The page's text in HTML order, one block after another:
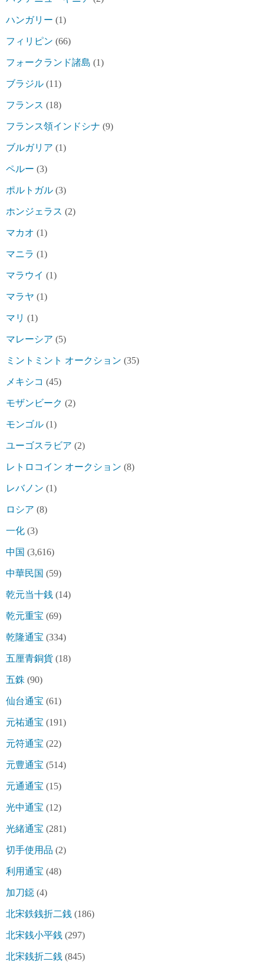
ハンガリー (1)
フィリピン (66)
フォークランド諸島 (1)
ブラジル (11)
フランス (18)
フランス領インドシナ (9)
ブルガリア (1)
ペルー (3)
ポルトガル (3)
ホンジェラス (2)
マカオ (1)
マニラ (1)
マラウイ (1)
マラヤ (1)
マリ (1)
マレーシア (5)
ミントミント オークション (35)
メキシコ (45)
モザンビーク (2)
モンゴル (1)
ユーゴスラビア (2)
レトロコイン オークション (8)
レバノン (1)
ロシア (8)
一化 (3)
中国 (3,616)
中華民国 (59)
乾元当十銭 (14)
乾元重宝 (69)
乾隆通宝 (334)
五厘青銅貨 (18)
五銖 (90)
仙台通宝 (61)
元祐通宝 (191)
元符通宝 (22)
元豊通宝 (514)
元通通宝 (15)
光中通宝 (12)
光緒通宝 (281)
切手使用品 (2)
利用通宝 (48)
加刀鐚 (4)
北宋鉄銭折二銭 (186)
北宋銭小平銭 (297)
北宋銭折二銭 (845)